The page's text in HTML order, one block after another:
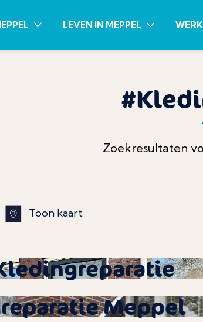
LEVEN IN MEPPEL
Zoekresultaten
Toon kaart
Meppel